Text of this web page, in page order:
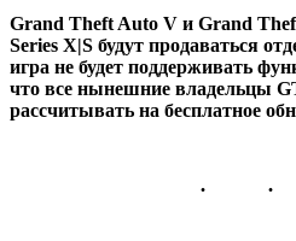
Grand Theft Auto V и Grand
Series X|S будут продаваться
игра не будет поддерживать
что все нынешние владельцы
рассчитывать на бесплатное